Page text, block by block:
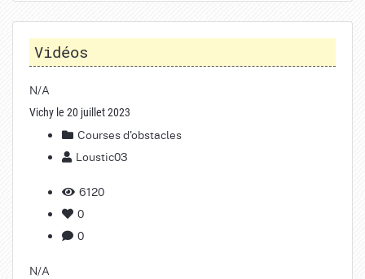
Vidéos
N/A
Vichy le 20 juillet 2023
Courses d'obstacles
Loustic03
6120
0
0
N/A